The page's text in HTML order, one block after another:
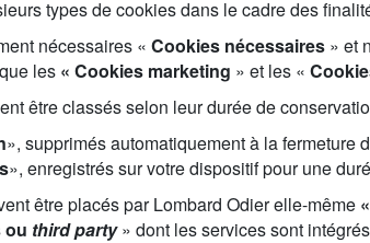
types de cookies dans le cadre des
nécessaires « Cookies nécessaires » et
les « Cookies marketing » et les «
être classés selon leur durée de
», supprimés automatiquement à la fermeture
», enregistrés sur votre dispositif pour une
être placés par Lombard Odier elle-même
ou third party» dont les services sont